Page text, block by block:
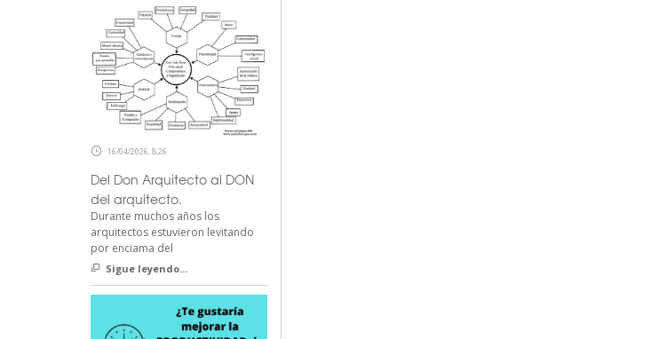
16/04/2026, 8:26
Del Don Arquitecto al DON
del arquitecto.
Durante muchos años los
arquitectos estuvieron levitando
por enciama del
Sigue leyendo...